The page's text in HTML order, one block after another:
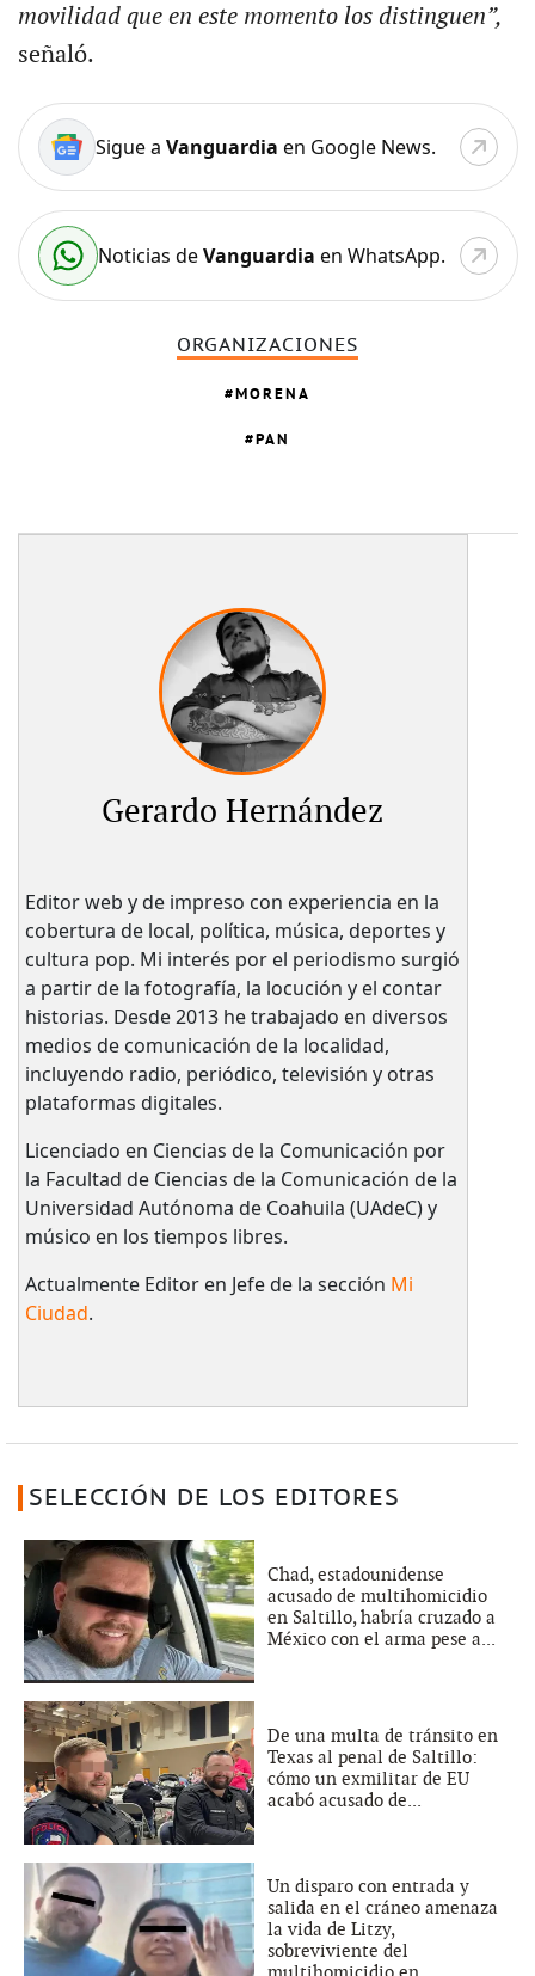
movilidad que en este momento los distinguen”,
señaló.
Sigue a Vanguardia en Google News.
Noticias deVanguardia en WhatsApp.
ORGANIZACIONES
MORENA
PAN
Gerardo Hernández
Editor web y de impreso con experiencia en la
cobertura de local, política, música, deportes y
cultura pop. Mi interés por el periodismo surgió
a partir de la fotografía, la locución y el contar
historias. Desde 2013 he trabajado en diversos
medios de comunicación de la localidad,
incluyendo radio, periódico, televisión y otras
plataformas digitales.
Licenciado en Ciencias de la Comunicación por
la Facultad de Ciencias de la Comunicación de la
Universidad Autónoma de Coahuila (UAdeC) y
músico en los tiempos libres.
Actualmente Editor en Jefe de la sección Mi
Ciudad.
SELECCIÓN DE LOS EDITORES
Chad, estadounidense
acusado de multihomicidio
en Saltillo, habría cruzado a
México con el arma pese a...
De una multa de tránsito en
Texas al penal de Saltillo:
cómo un exmilitar de EU
acabó acusado de...
Un disparo con entrada y
salida en el cráneo amenaza
la vida de Litzy,
sobreviviente del